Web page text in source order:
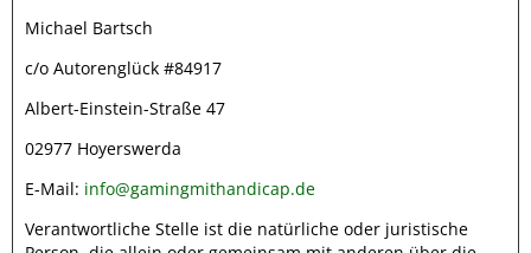
Michael Bartsch
c/o Autorenglück #84917
Albert-Einstein-Straße 47
02977 Hoyerswerda
E-Mail: info@gamingmithandicap.de
Verantwortliche Stelle ist die natürliche oder juristische